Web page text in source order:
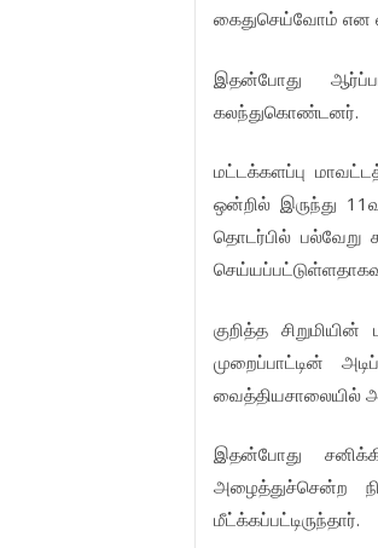
கைதுசெய்வோம் என
இதன்போது
கலந்துகொண்டனர்.
மட்டக்களப்பு
ஒன்றில் இருந்து 11
தொடர்பில் பல்வேறு
குறித்த சிறுமியின்
முறைப்பாட்டின்
வைத்தியசாலையில்
இதன்போது
அழைத்துச்சென்ற
மீட்க்கப்பட்டிருந்தார்.